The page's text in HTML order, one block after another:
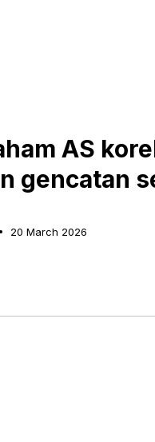
AS
gencatan
20 March 2026